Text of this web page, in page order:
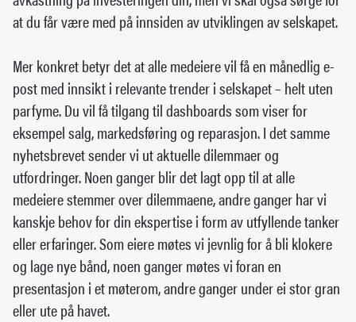
at du får være med på innsiden av utviklingen av selskapet.
Mer konkret betyr det at alle medeiere vil få en månedlig e-
post med innsikt i relevante trender i selskapet – helt uten
parfyme. Du vil få tilgang til dashboards som viser for
eksempel salg, markedsføring og reparasjon. I det samme
nyhetsbrevet sender vi ut aktuelle dilemmaer og
utfordringer. Noen ganger blir det lagt opp til at alle
medeiere stemmer over dilemmaene, andre ganger har vi
kanskje behov for din ekspertise i form av utfyllende tanker
eller erfaringer. Som eiere møtes vi jevnlig for å bli klokere
og lage nye bånd, noen ganger møtes vi foran en
presentasjon i et møterom, andre ganger under ei stor gran
eller ute på havet.